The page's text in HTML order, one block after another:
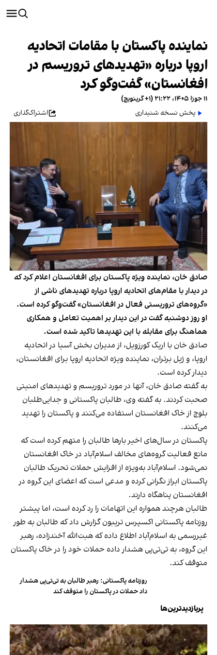
نماینده پاکستان با مقامات اتحادیه
اروپا درباره «تهدیدهای تروریسم در
افغانستان» گفت‌وگو کرد
۱۱ جوزا ۱۴۰۵، ۲۱:۲۲ (‎+۱ گرینویچ)
پخش نسخه شنیداری
اشتراک‌گذاری
صادق خان، نماینده ویژه پاکستان برای افغانستان اعلام کرد که
در دیدار با مقام‌های اتحادیه اروپا درباره تهدیدهای ناشی از
«گروه‌های تروریستی فعال در افغانستان» گفت‌وگو کرده است.
او روز دوشنبه گفت در این دیدار بر اهمیت تعامل و همکاری
هماهنگ برای مقابله با این تهدیدها تاکید شده است.
صادق خان با اریک کورزویل، از مدیران بخش آسیا در اتحادیه
اروپا، و ژیل برتران، نماینده ویژه اتحادیه اروپا برای افغانستان،
دیدار کرده است.
به گفته صادق خان، آنها در مورد تروریسم و تهدیدهای امنیتی
صحبت کردند. به گفته وی، طالبان پاکستانی و جدایی‌طلبان
بلوچ از خاک افغانستان استفاده می‌کنند و پاکستان را تهدید
می‌کنند.
پاکستان در سال‌های اخیر بارها طالبان را متهم کرده است که
مانع فعالیت گروه‌های مخالف اسلام‌آباد در خاک افغانستان
نمی‌شود. اسلام‌آباد به‌ویژه از افزایش حملات تحریک طالبان
پاکستان ابراز نگرانی کرده و مدعی است که اعضای این گروه در
افغانستان پناهگاه دارند.
طالبان هرچند همواره این اتهامات را رد کرده است، اما پیشتر
روزنامه پاکستانی اکسپرس تریبون گزارش داد که طالبان به طور
غیررسمی به اسلام‌آباد اطلاع داده‌ که هبت‌الله آخندزاده، رهبر
این گروه، به تی‌تی‌پی هشدار داده حملات خود را در خاک پاکستان
متوقف کند.
روزنامه پاکستانی: رهبر طالبان به تی‌تی‌پی هشدار
داد حملات در پاکستان را متوقف کند
پربازدیدترین‌ها